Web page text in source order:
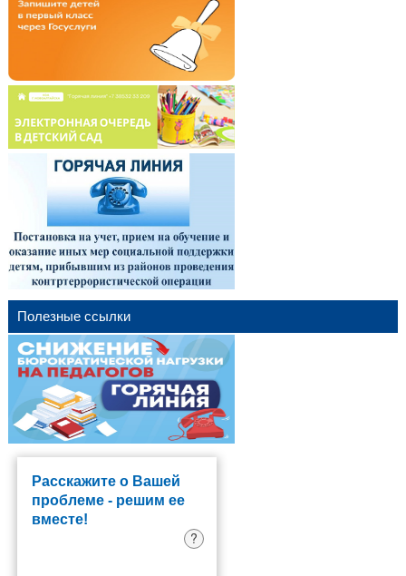
Полезные ссылки
Расскажите о Вашей
проблеме - решим ее
вместе!
?